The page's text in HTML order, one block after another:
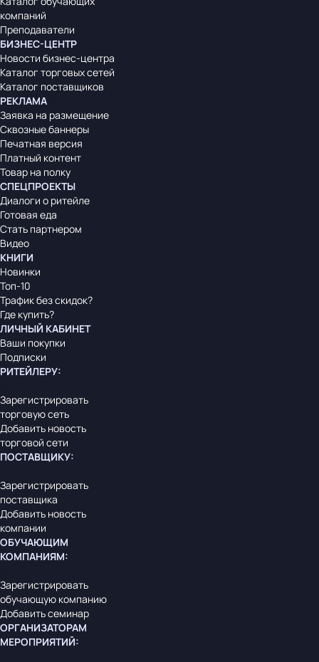
компаний
Преподаватели
БИЗНЕС-ЦЕНТР
Новости бизнес-центра
Каталог торговых сетей
Каталог поставщиков
РЕКЛАМА
Заявка на размещение
Сквозные баннеры
Печатная версия
Платный контент
Товар на полку
СПЕЦПРОЕКТЫ
Диалоги о ритейле
Готовая еда
Стать партнером
Видео
КНИГИ
Новинки
Топ-10
Трафик без скидок?
Где купить?
ЛИЧНЫЙ КАБИНЕТ
Ваши покупки
Подписки
РИТЕЙЛЕРУ:
Зарегистрировать
торговую сеть
Добавить новость
торговой сети
ПОСТАВЩИКУ:
Зарегистрировать
поставщика
Добавить новость
компании
ОБУЧАЮЩИМ
КОМПАНИЯМ:
Зарегистрировать
обучающую компанию
Добавить семинар
ОРГАНИЗАТОРАМ
МЕРОПРИЯТИЙ: